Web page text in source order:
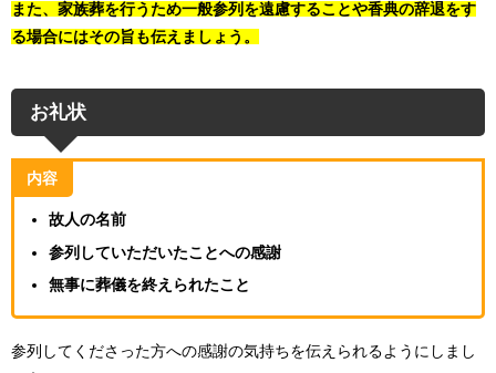
また、家族葬を行うため一般参列を遠慮することや香典の辞退をす
る場合にはその旨も伝えましょう。
お礼状
内容
故人の名前
参列していただいたことへの感謝
無事に葬儀を終えられたこと
参列してくださった方への感謝の気持ちを伝えられるようにしまし